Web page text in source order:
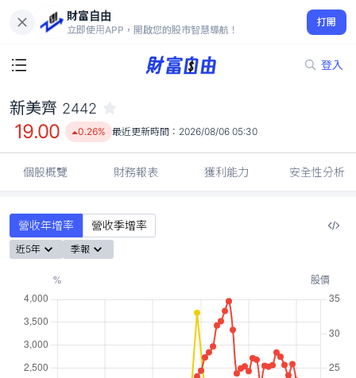
財富自由
立即使用APP，開啟您的股市智慧導航！
打開
登入
19.00
0.26%
新美齊 2442
19.00 0.26% 最近更新時間： 2026/08/06 05:30
個股概覽 財務報表 獲利能力 安全性分析
營收年增率 營收季增率
近5年 季報